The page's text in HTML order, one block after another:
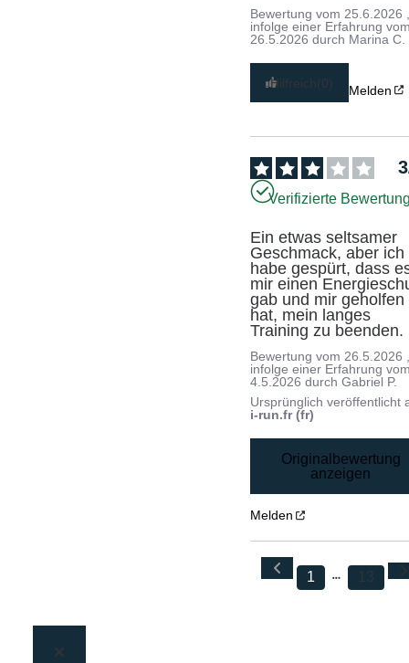
Bewertung vom 25.6.2026
infolge einer Erfahrung
26.5.2026 durch Marina C.
Hilfreich(0) Melden
3
Verifizierte
Ein etwas seltsamer
Geschmack, aber ich
habe gespürt, dass
mir einen
gab und mir geholfen
hat, mein langes
Training zu beenden.
Bewertung vom26.5.2026
infolge einer Erfahrung
4.5.2026 durchGabriel P.
Ursprünglich veröffentlicht
i-run.fr (fr)
Originalbewertung
anzeigen
Melden
1 13